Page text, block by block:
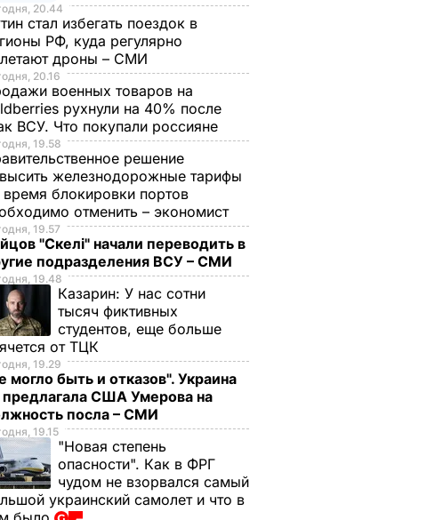
20.44
стал избегать поездок в
РФ, куда регулярно
дроны – СМИ
20.16
военных товаров на
рухнули на 40% после
ВСУ. Что покупали россияне
19.58
решение
железнодорожные тарифы
время блокировки портов
отменить – экономист
19.57
"Скелі" начали переводить в
подразделения ВСУ – СМИ
19.48
Казарин: У нас сотни
тысяч фиктивных
студентов, еще больше
от ТЦК
19.29
могло быть и отказов". Украина
предлагала США Умерова на
посла – СМИ
19.15
"Новая степень
опасности". Как в ФРГ
чудом не взорвался самый
украинский самолет и что в